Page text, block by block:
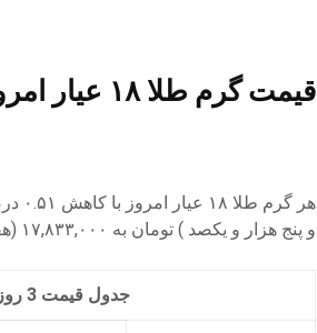
قیمت گرم طلا ۱۸ عیار امروز
و پنج هزار و یکصد ) تومان به ۱۷,۸۳۳,۰۰۰ (هفده میلیون و هشتصد و سی و سه هزار) تومان رسید.
جدول قیمت 3 روز اخیر هر گرم طلا ۱۸ عیار